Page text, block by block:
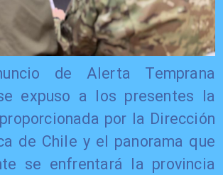
de Alerta Temprana
expuso a los presentes la
por la Dirección
de Chile y el panorama que
se enfrentará la provincia